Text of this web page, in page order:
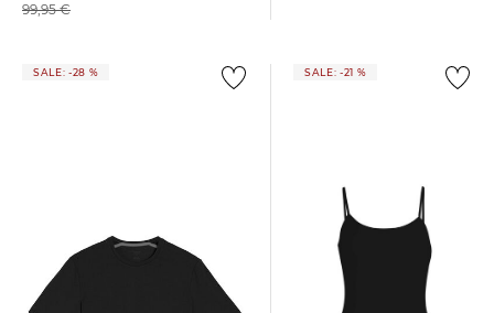
99,95 €
SALE: -28 % SALE: -21 %